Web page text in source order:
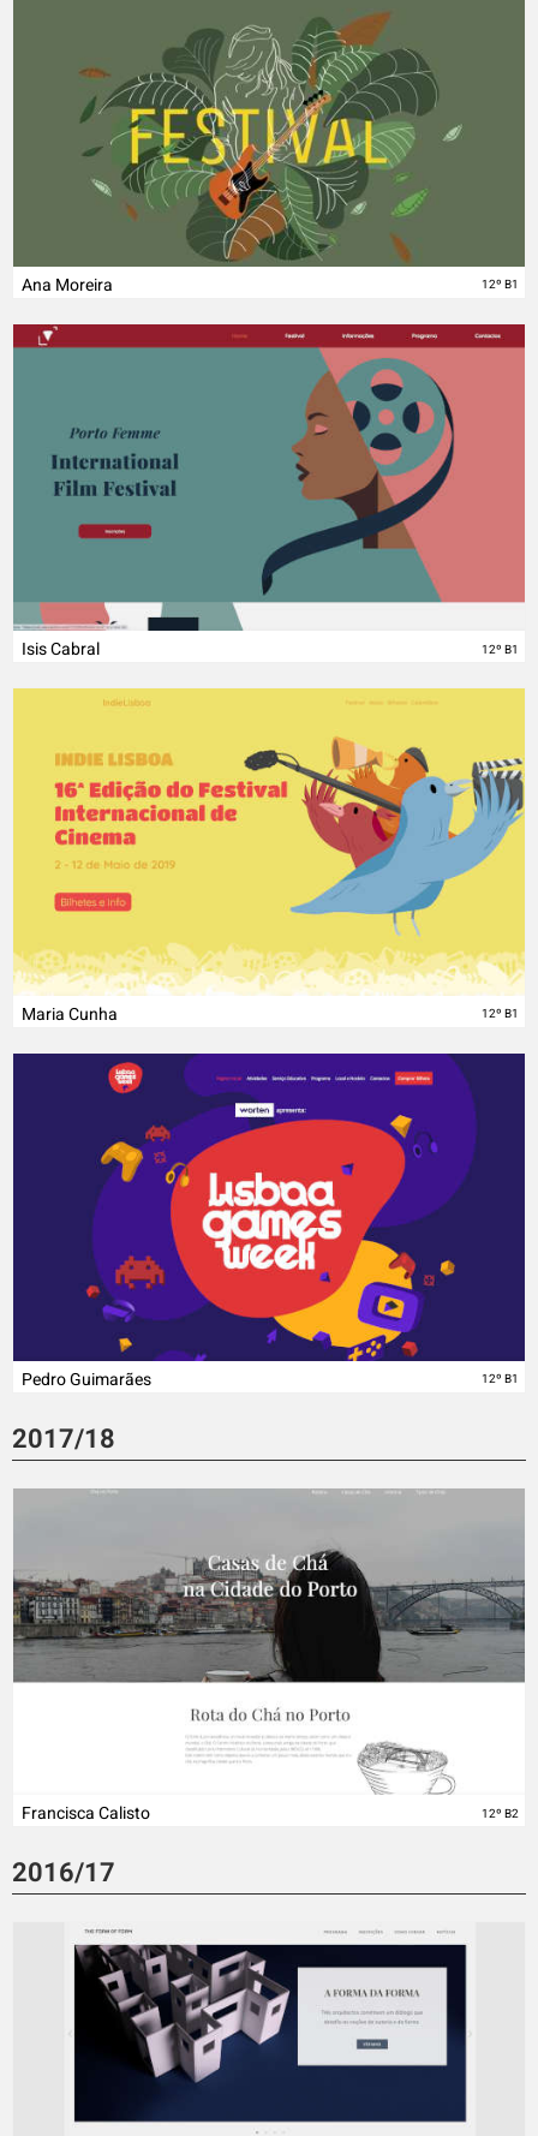
Ana Moreira 12º B1
Isis Cabral 12º B1
Maria Cunha 12º B1
Pedro Guimarães 12º B1
2017/18
Francisca Calisto 12º B2
2016/17